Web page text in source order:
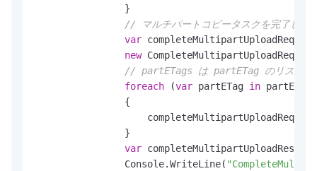
                }
// マルチパートコピータスクを完了しま
var
new
// partETags は partETag のリストです
foreach (var partETag in
                {
                }
var
                Console.WriteLine(